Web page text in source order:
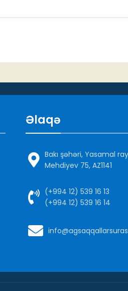
Əlaqə
Bakı şəhəri, Yasamal
Mehdiyev 75, AZ1141
(+994 12) 539 16 13
(+994 12) 539 16 14